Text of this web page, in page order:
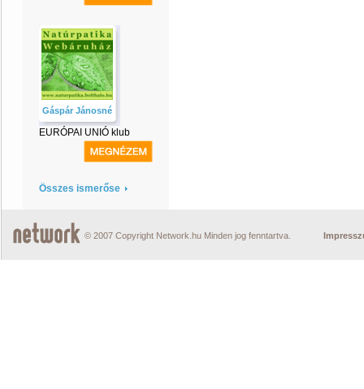
Gáspár Jánosné
EURÓPAI UNIÓ klub
Összes ismerőse
© 2007 Copyright Network.hu Minden jog fenntartva.